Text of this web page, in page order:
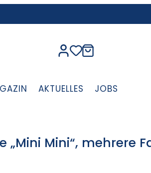
AKTUELLES JOBS
„Mini Mini“, mehrere